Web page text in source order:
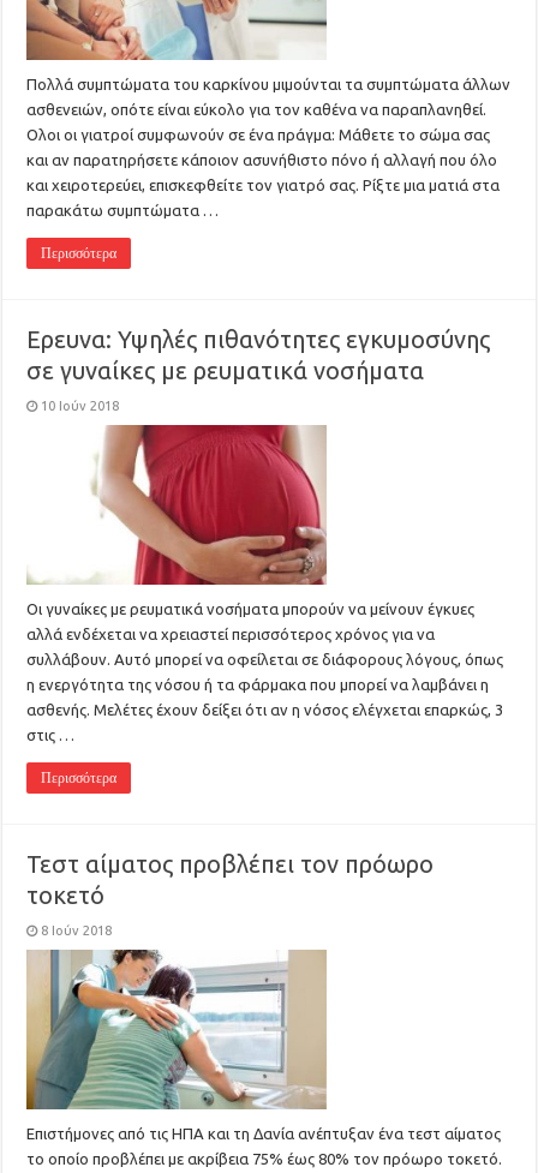
Πολλά συμπτώματα του καρκίνου μιμούνται τα συμπτώματα άλλων
ασθενειών, οπότε είναι εύκολο για τον καθένα να παραπλανηθεί.
Ολοι οι γιατροί συμφωνούν σε ένα πράγμα: Μάθετε το σώμα σας
και αν παρατηρήσετε κάποιον ασυνήθιστο πόνο ή αλλαγή που όλο
και χειροτερεύει, επισκεφθείτε τον γιατρό σας. Ρίξτε μια ματιά στα
παρακάτω συμπτώματα …
Περισσότερα
Ερευνα: Υψηλές πιθανότητες εγκυμοσύνης
σε γυναίκες με ρευματικά νοσήματα
10 Ιούν 2018
Οι γυναίκες με ρευματικά νοσήματα μπορούν να μείνουν έγκυες
αλλά ενδέχεται να χρειαστεί περισσότερος χρόνος για να
συλλάβουν. Αυτό μπορεί να οφείλεται σε διάφορους λόγους, όπως
η ενεργότητα της νόσου ή τα φάρμακα που μπορεί να λαμβάνει η
ασθενής. Μελέτες έχουν δείξει ότι αν η νόσος ελέγχεται επαρκώς, 3
στις …
Περισσότερα
Τεστ αίματος προβλέπει τον πρόωρο
τοκετό
8 Ιούν 2018
Επιστήμονες από τις ΗΠΑ και τη Δανία ανέπτυξαν ένα τεστ αίματος
το οποίο προβλέπει με ακρίβεια 75% έως 80% τον πρόωρο τοκετό.